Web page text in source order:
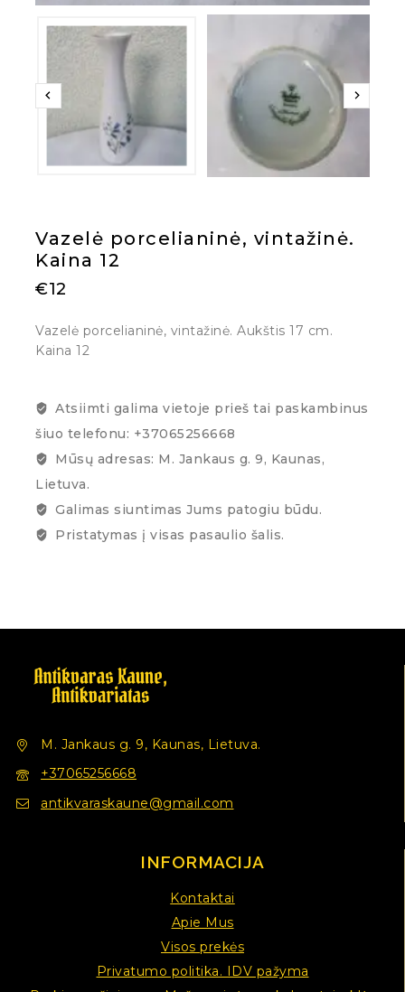
Vazelė porcelianinė, vintažinė.
Kaina 12
€12
Vazelė porcelianinė, vintažinė. Aukštis 17 cm.
Kaina 12
Atsiimti galima vietoje prieš tai paskambinus
šiuo telefonu: +37065256668
Mūsų adresas: M. Jankaus g. 9, Kaunas,
Lietuva.
Galimas siuntimas Jums patogiu būdu.
Pristatymas į visas pasaulio šalis.
M. Jankaus g. 9, Kaunas, Lietuva.
+37065256668
antikvaraskaune@gmail.com
INFORMACIJA
Kontaktai
Apie Mus
Visos prekės
Privatumo politika. IDV pažyma